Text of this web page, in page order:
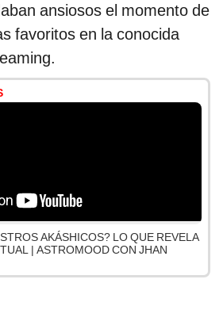
ansiosos el momento de
favoritos en la conocida
AKÁSHICOS? LO QUE REVELA
| ASTROMOOD CON JHAN